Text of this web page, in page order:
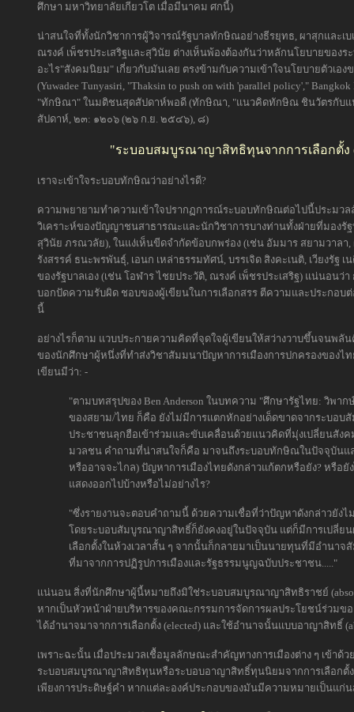
ศึกษา มหาวิทยาลัยเกียวโต เมื่อมีนาคม ศกนี้)
น่าสนใจที่ทั้งนักวิชาการผู้วิจารณ์รัฐบาลทักษิณอย่างธีรยุทธ, ผาสุกและเบ
ณรงค์ เพ็ชรประเสริฐและสุวินัย ต่างเห็นพ้องต้องกันว่าหลักนโยบายขอ
อะไร"สังคมนิยม" เกี่ยวกับมันเลย ตรงข้ามกับความเข้าใจนโยบายตัวเอ
(Yuwadee Tunyasiri, "Thaksin to push on with 'parallel policy',"
"ทักษิณา" ในมติชนสุดสัปดาห์พอดี (ทักษิณา, "แนวคิดทักษิณ ชินวัตรกับแน
สัปดาห์, ๒๓: ๑๒๐๖ (๒๖ ก.ย. ๒๕๔๖), ๘)
"ระบอบสมบูรณาญาสิทธิทุนจากการเลือกตั้ง
เราจะเข้าใจระบอบทักษิณว่าอย่างไรดี?
ความพยายามทำความเข้าใจปรากฏการณ์ระบอบทักษิณต่อไปนี้ประมวล
วิเคราะห์ของปัญญาชนสาธารณะและนักวิชาการบางท่านทั้งฝ่ายที่มองรั
สุวินัย ภรณวลัย), ในแง่เห็นขีดจำกัดข้อบกพร่อง (เช่น อัมมาร สยามวาลา
รังสรรค์ ธนะพรพันธุ์, เอนก เหล่าธรรมทัศน์, บรรเจิด สิงคะเนติ, เวียงรั
ของรัฐบาลเอง (เช่น โอฬาร ไชยประวัติ, ณรงค์ เพ็ชรประเสริฐ) แน่นอ
บอกปัดความรับผิด ชอบของผู้เขียนในการเลือกสรร ตีความและประกอ
นี้
อย่างไรก็ตาม แวบประกายความคิดที่จุดใจผู้เขียนให้สว่างวาบขึ้นจนพ
ของนักศึกษาผู้หนึ่งที่ทำส่งวิชาสัมมนาปัญหาการเมืองการปกครองของ
เขียนมีว่า: -
"ตามบทสรุปของ Ben Anderson ในบทความ "ศึกษารัฐไทย: วิพ
ของสยาม/ไทย ก็คือ ยังไม่มีการแตกหักอย่างเด็ดขาดจากระบอ
ประชาชนลุกฮือเข้าร่วมและขับเคลื่อนด้วยแนวคิดที่มุ่งเปลี่ยนสั
มวลชน คำถามที่น่าสนใจก็คือ มาจนถึงระบอบทักษิณในปัจจุบันแ
หรืออาจจะไกล) ปัญหาการเมืองไทยดังกล่าวแก้ตกหรือยัง? หรือยั
แสดงออกไปบ้างหรือไม่อย่างไร?
"ซึ่งรายงานจะตอบคำถามนี้ ด้วยความเชื่อที่ว่าปัญหาดังกล่าวยัง
โดยระบอบสัมบูรณาญาสิทธิ์ก็ยังคงอยู่ในปัจจุบัน แต่ก็มีการเปลี่ย
เลือกตั้งในห้วงเวลาสั้น ๆ จากนั้นก็กลายมาเป็นนายทุนที่มีอำน
ที่มาจากการปฏิรูปการเมืองและรัฐธรรมนูญฉบับประชาชน....."
แน่นอน สิ่งที่นักศึกษาผู้นี้หมายถึงมิใช่ระบอบสมบูรณาญาสิทธิราชย์
หากเป็นหัวหน้าฝ่ายบริหารของคณะกรรมการจัดการผลประโยชน์ร่วมข
ได้อำนาจมาจากการเลือกตั้ง (elected) และใช้อำนาจนั้นแบบอาญาสิทธิ์
เพราะฉะนั้น เมื่อประมวลเชื้อมูลลักษณะสำคัญทางการเมืองต่าง ๆ เข้าด้
ระบอบสมบูรณาญาสิทธิทุนหรือระบอบอาญาสิทธิ์ทุนนิยมจากการเลือกตั้ง
เพียงการประดิษฐ์คำ หากแต่ละองค์ประกอบของมันมีความหมายเป็นแก่น